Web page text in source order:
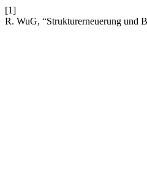
[1]
R. WuG, “Strukturerneuerung und